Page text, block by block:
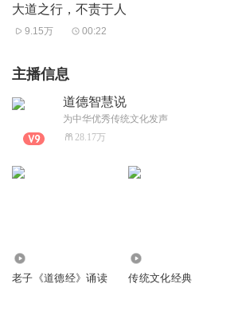
大道之行，不责于人
9.15万 00:22
主播信息
道德智慧说
为中华优秀传统文化发声
28.17万
老子《道德经》诵读 传统文化经典